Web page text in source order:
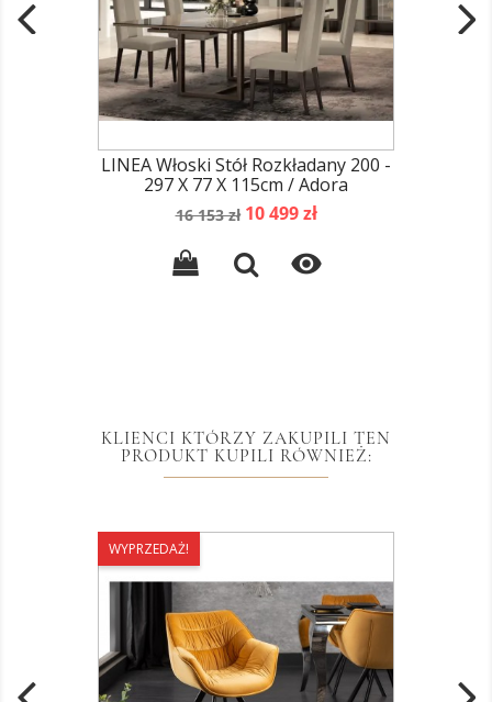
LINEA Włoski Stół Rozkładany 200 -
297 X 77 X 115cm / Adora
Cena
16 153 zł Cena
10 499 zł

KLIENCI KTÓRZY ZAKUPILI TEN
PRODUKT KUPILI RÓWNIEŻ:
WYPRZEDAŻ!